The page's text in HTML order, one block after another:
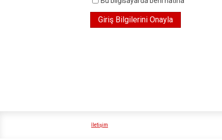
İletişim